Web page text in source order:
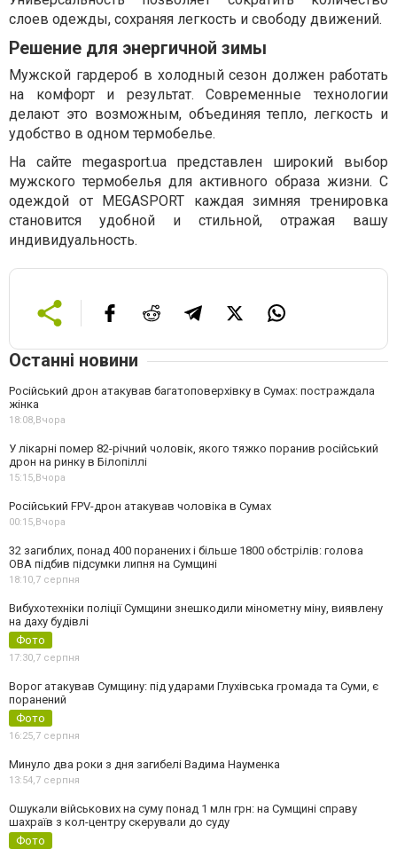
слоев одежды, сохраняя легкость и свободу движений.
Решение для энергичной зимы
Мужской гардероб в холодный сезон должен работать
на комфорт и результат. Современные технологии
делают это возможным, объединяя тепло, легкость и
удобство в одном термобелье.
На сайте megasport.ua представлен широкий выбор
мужского термобелья для активного образа жизни. С
одеждой от MEGASPORT каждая зимняя тренировка
становится удобной и стильной, отражая вашу
индивидуальность.
Останні новини
Російський дрон атакував багатоповерхівку в Сумах: постраждала
жінка
18:08,Вчора
У лікарні помер 82-річний чоловік, якого тяжко поранив російський
дрон на ринку в Білопіллі
15:15,Вчора
Російський FPV-дрон атакував чоловіка в Сумах
00:15,Вчора
32 загиблих, понад 400 поранених і більше 1800 обстрілів: голова
ОВА підбив підсумки липня на Сумщині
18:10,7 серпня
Вибухотехніки поліції Сумщини знешкодили мінометну міну, виявлену
на даху будівлі
Фото
17:30,7 серпня
Ворог атакував Сумщину: під ударами Глухівська громада та Суми, є
поранений
Фото
16:25,7 серпня
Минуло два роки з дня загибелі Вадима Науменка
13:54,7 серпня
Ошукали військових на суму понад 1 млн грн: на Сумщині справу
шахраїв з кол-центру скерували до суду
Фото